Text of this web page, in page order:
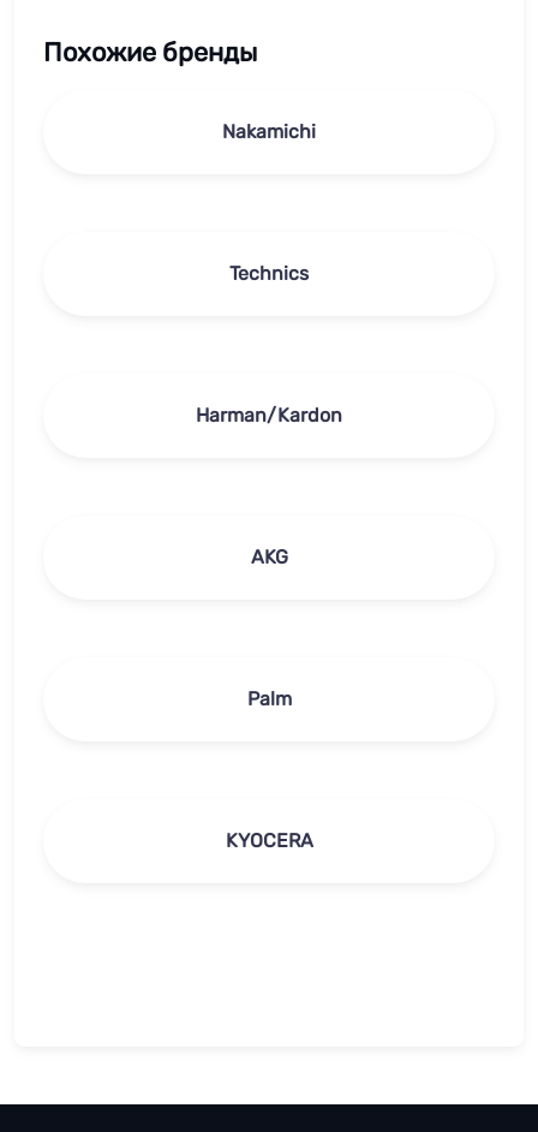
Похожие бренды
Nakamichi
Technics
Harman/Kardon
AKG
Palm
KYOCERA